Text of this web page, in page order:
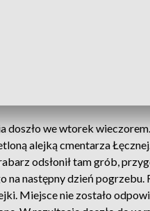
doszło we wtorek
alejką cmentarza
odsłonił tam grób,
na następny dzień pogrzebu.
Miejsce nie zostało